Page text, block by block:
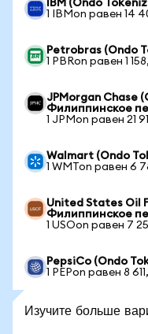
IBM (Ondo
1 IBMon равен 14
Petrobras (Ondo
1 PBRon равен 1
JPMorgan Chase
Филиппинское
1 JPMon равен 21
Walmart (Ondo
1 WMTon равен 6
United States Oil
Филиппинское
1 USOon равен 7
PepsiCo (Ondo
1 PEPon равен 8
Изучите больше